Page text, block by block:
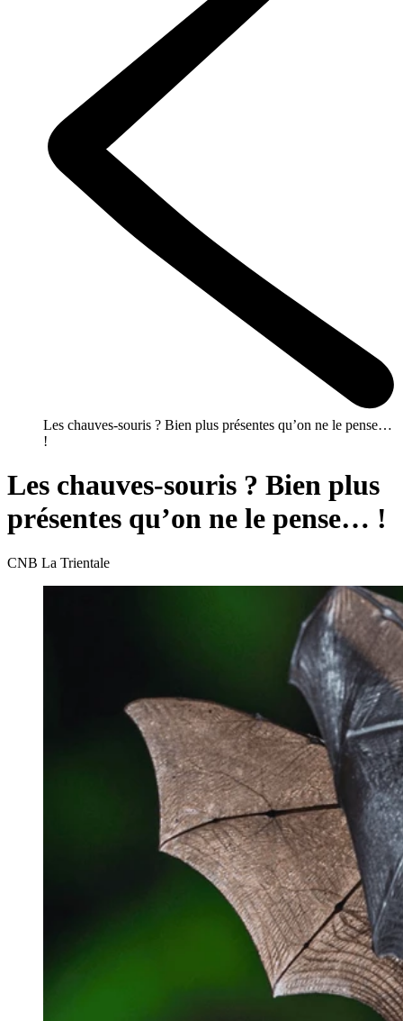
Les chauves-souris ? Bien plus présentes qu’on ne le pense…
!
Les chauves-souris ? Bien plus
présentes qu’on ne le pense… !
CNB La Trientale